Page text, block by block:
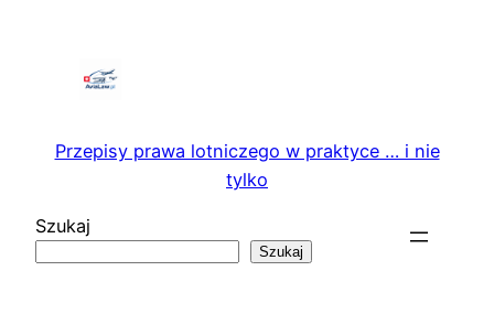
Przepisy prawa lotniczego w praktyce … i nie
tylko
Szukaj
Szukaj